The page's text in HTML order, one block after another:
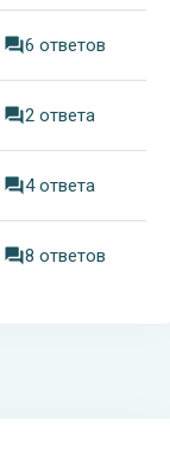
6 ответов
2 ответа
4 ответа
8 ответов